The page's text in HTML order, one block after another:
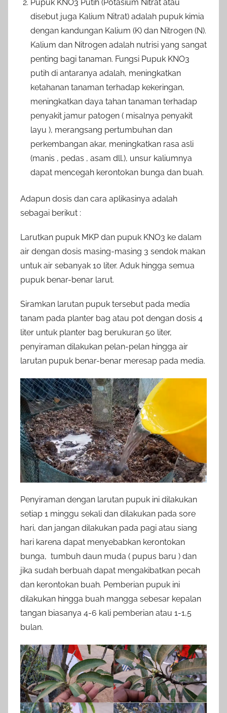
Pupuk KNO3 Putih (Potasium Nitrat atau
disebut juga Kalium Nitrat) adalah pupuk kimia
dengan kandungan Kalium (K) dan Nitrogen (N).
Kalium dan Nitrogen adalah nutrisi yang sangat
penting bagi tanaman. Fungsi Pupuk KNO3
putih di antaranya adalah, meningkatkan
ketahanan tanaman terhadap kekeringan,
meningkatkan daya tahan tanaman terhadap
penyakit jamur patogen ( misalnya penyakit
layu ), merangsang pertumbuhan dan
perkembangan akar, meningkatkan rasa asli
(manis , pedas , asam dll.), unsur kaliumnya
dapat mencegah kerontokan bunga dan buah.
Adapun dosis dan cara aplikasinya adalah
sebagai berikut :
Larutkan pupuk MKP dan pupuk KNO3 ke dalam
air dengan dosis masing-masing 3 sendok makan
untuk air sebanyak 10 liter. Aduk hingga semua
pupuk benar-benar larut.
Siramkan larutan pupuk tersebut pada media
tanam pada planter bag atau pot dengan dosis 4
liter untuk planter bag berukuran 50 liter,
penyiraman dilakukan pelan-pelan hingga air
larutan pupuk benar-benar meresap pada media.
Penyiraman dengan larutan pupuk ini dilakukan
setiap 1 minggu sekali dan dilakukan pada sore
hari, dan jangan dilakukan pada pagi atau siang
hari karena dapat menyebabkan kerontokan
bunga, tumbuh daun muda ( pupus baru ) dan
jika sudah berbuah dapat mengakibatkan pecah
dan kerontokan buah. Pemberian pupuk ini
dilakukan hingga buah mangga sebesar kepalan
tangan biasanya 4-6 kali pemberian atau 1-1,5
bulan.